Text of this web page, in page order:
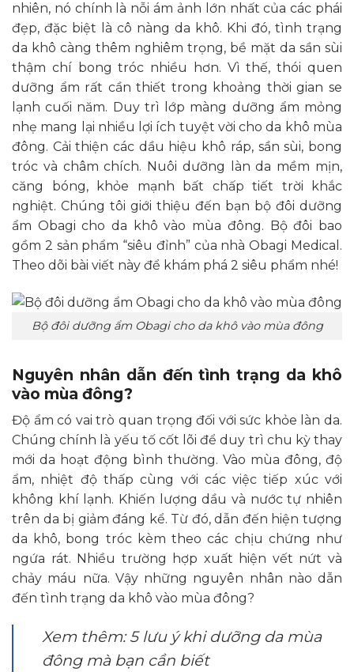
nhiên, nó chính là nỗi ám ảnh lớn nhất của các phái
đẹp, đặc biệt là cô nàng da khô. Khi đó, tình trạng
da khô càng thêm nghiêm trọng, bề mặt da sần sùi
thậm chí bong tróc nhiều hơn. Vì thế, thói quen
dưỡng ẩm rất cần thiết trong khoảng thời gian se
lạnh cuối năm. Duy trì lớp màng dưỡng ẩm mỏng
nhẹ mang lại nhiều lợi ích tuyệt vời cho da khô mùa
đông. Cải thiện các dầu hiệu khô ráp, sần sùi, bong
tróc và châm chích. Nuôi dưỡng làn da mềm mịn,
căng bóng, khỏe mạnh bất chấp tiết trời khắc
nghiệt. Chúng tôi giới thiệu đến bạn bộ đôi dưỡng
ẩm Obagi cho da khô vào mùa đông. Bộ đôi bao
gồm 2 sản phẩm “siêu đỉnh” của nhà Obagi Medical .
Theo dõi bài viết này để khám phá 2 siêu phẩm nhé!
Bộ đôi dưỡng ẩm Obagi cho da khô vào mùa đông
Nguyên nhân dẫn đến tình trạng da khô
vào mùa đông?
Độ ẩm có vai trò quan trọng đối với sức khỏe làn da.
Chúng chính là yếu tố cốt lõi để duy trì chu kỳ thay
mới da hoạt động bình thường. Vào mùa đông, độ
ẩm, nhiệt độ thấp cùng với các việc tiếp xúc với
không khí lạnh. Khiến lượng dầu và nước tự nhiên
trên da bị giảm đáng kể. Từ đó, dẫn đến hiện tượng
da khô, bong tróc kèm theo các chịu chứng như
ngứa rát. Nhiều trường hợp xuất hiện vết nứt và
chảy máu nữa. Vậy những nguyên nhân nào dẫn
đến tình trạng da khô vào mùa đông?
Xem thêm: 5 lưu ý khi dưỡng da mùa
đông mà bạn cần biết